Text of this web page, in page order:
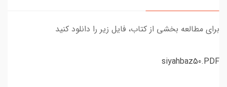
برای مطالعه بخشی از کتاب، فایل زیر را دانلود کنید
siyahbaz50.PDF